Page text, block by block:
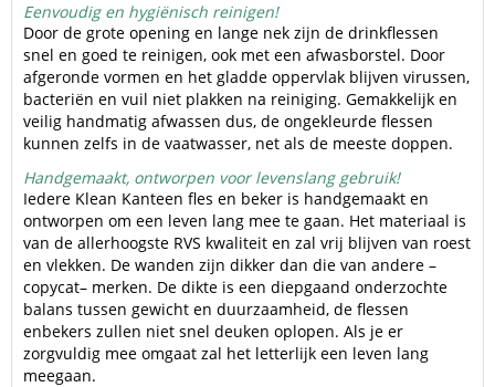
Eenvoudig en hygiënisch reinigen!
Door de grote opening en lange nek zijn de drinkflessen
snel en goed te reinigen, ook met een afwasborstel. Door
afgeronde vormen en het gladde oppervlak blijven virussen,
bacteriën en vuil niet plakken na reiniging. Gemakkelijk en
veilig handmatig afwassen dus, de ongekleurde flessen
kunnen zelfs in de vaatwasser, net als de meeste doppen.
Handgemaakt, ontworpen voor levenslang gebruik!
Iedere Klean Kanteen fles en beker is handgemaakt en
ontworpen om een leven lang mee te gaan. Het materiaal is
van de allerhoogste RVS kwaliteit en zal vrij blijven van roest
en vlekken. De wanden zijn dikker dan die van andere –
copycat– merken. De dikte is een diepgaand onderzochte
balans tussen gewicht en duurzaamheid, de flessen
enbekers zullen niet snel deuken oplopen. Als je er
zorgvuldig mee omgaat zal het letterlijk een leven lang
meegaan.